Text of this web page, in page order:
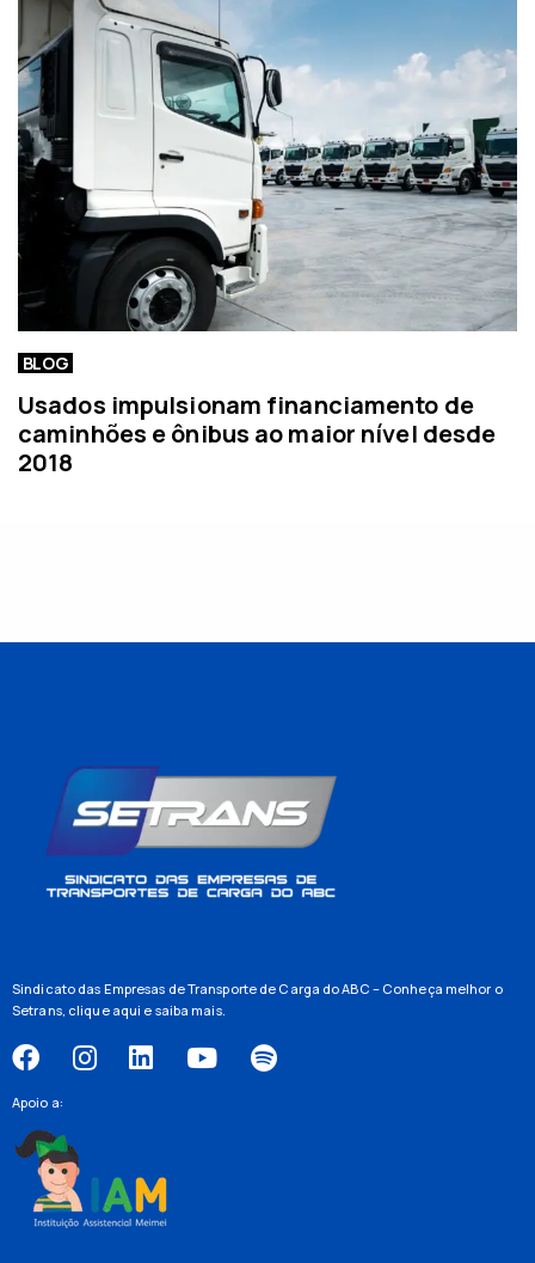
BLOG
Usados impulsionam financiamento de
caminhões e ônibus ao maior nível desde
2018
Sindicato das Empresas de Transporte de Carga do ABC – Conheça melhor o
Setrans, clique aqui e saiba mais.
Apoio a: